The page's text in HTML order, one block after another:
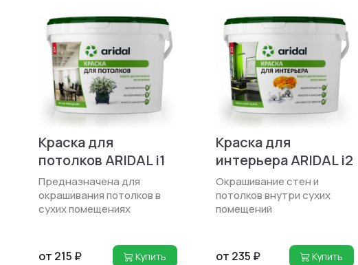
Краска для
потолков ARIDAL i1
Предназначена для
окрашивания потолков в
сухих помещениях
от 215 ₽ Купить
Краска для
интерьера ARIDAL i2
Окрашивание стен и
потолков внутри сухих
помещений
от 235 ₽ Купить